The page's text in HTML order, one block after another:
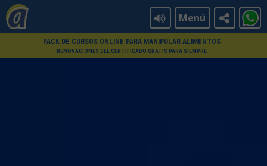
Menú
PACK DE CURSOS ONLINE PARA MANIPULAR ALIMENTOS
RENOVACIONES DEL CERTIFICADO GRATIS PARA SIEMPRE